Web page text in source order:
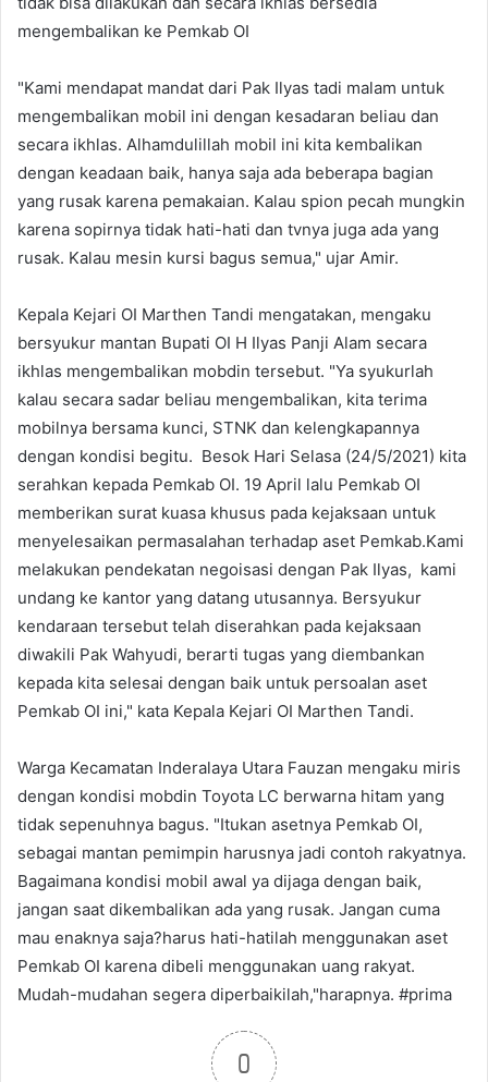
mengembalikan ke Pemkab OI
"Kami mendapat mandat dari Pak Ilyas tadi malam untuk
mengembalikan mobil ini dengan kesadaran beliau dan
secara ikhlas. Alhamdulillah mobil ini kita kembalikan
dengan keadaan baik, hanya saja ada beberapa bagian
yang rusak karena pemakaian. Kalau spion pecah mungkin
karena sopirnya tidak hati-hati dan tvnya juga ada yang
rusak. Kalau mesin kursi bagus semua," ujar Amir.
Kepala Kejari OI Marthen Tandi mengatakan, mengaku
bersyukur mantan Bupati OI H Ilyas Panji Alam secara
ikhlas mengembalikan mobdin tersebut. "Ya syukurlah
kalau secara sadar beliau mengembalikan, kita terima
mobilnya bersama kunci, STNK dan kelengkapannya
dengan kondisi begitu. Besok Hari Selasa (24/5/2021) kita
serahkan kepada Pemkab OI. 19 April lalu Pemkab OI
memberikan surat kuasa khusus pada kejaksaan untuk
menyelesaikan permasalahan terhadap aset Pemkab.Kami
melakukan pendekatan negoisasi dengan Pak Ilyas, kami
undang ke kantor yang datang utusannya. Bersyukur
kendaraan tersebut telah diserahkan pada kejaksaan
diwakili Pak Wahyudi, berarti tugas yang diembankan
kepada kita selesai dengan baik untuk persoalan aset
Pemkab OI ini," kata Kepala Kejari OI Marthen Tandi.
Warga Kecamatan Inderalaya Utara Fauzan mengaku miris
dengan kondisi mobdin Toyota LC berwarna hitam yang
tidak sepenuhnya bagus. "Itukan asetnya Pemkab OI,
sebagai mantan pemimpin harusnya jadi contoh rakyatnya.
Bagaimana kondisi mobil awal ya dijaga dengan baik,
jangan saat dikembalikan ada yang rusak. Jangan cuma
mau enaknya saja?harus hati-hatilah menggunakan aset
Pemkab OI karena dibeli menggunakan uang rakyat.
Mudah-mudahan segera diperbaikilah,"harapnya. #prima
0